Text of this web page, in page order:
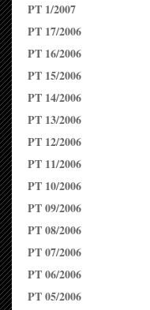
PT 1/2007
PT 17/2006
PT 16/2006
PT 15/2006
PT 14/2006
PT 13/2006
PT 12/2006
PT 11/2006
PT 10/2006
PT 09/2006
PT 08/2006
PT 07/2006
PT 06/2006
PT 05/2006